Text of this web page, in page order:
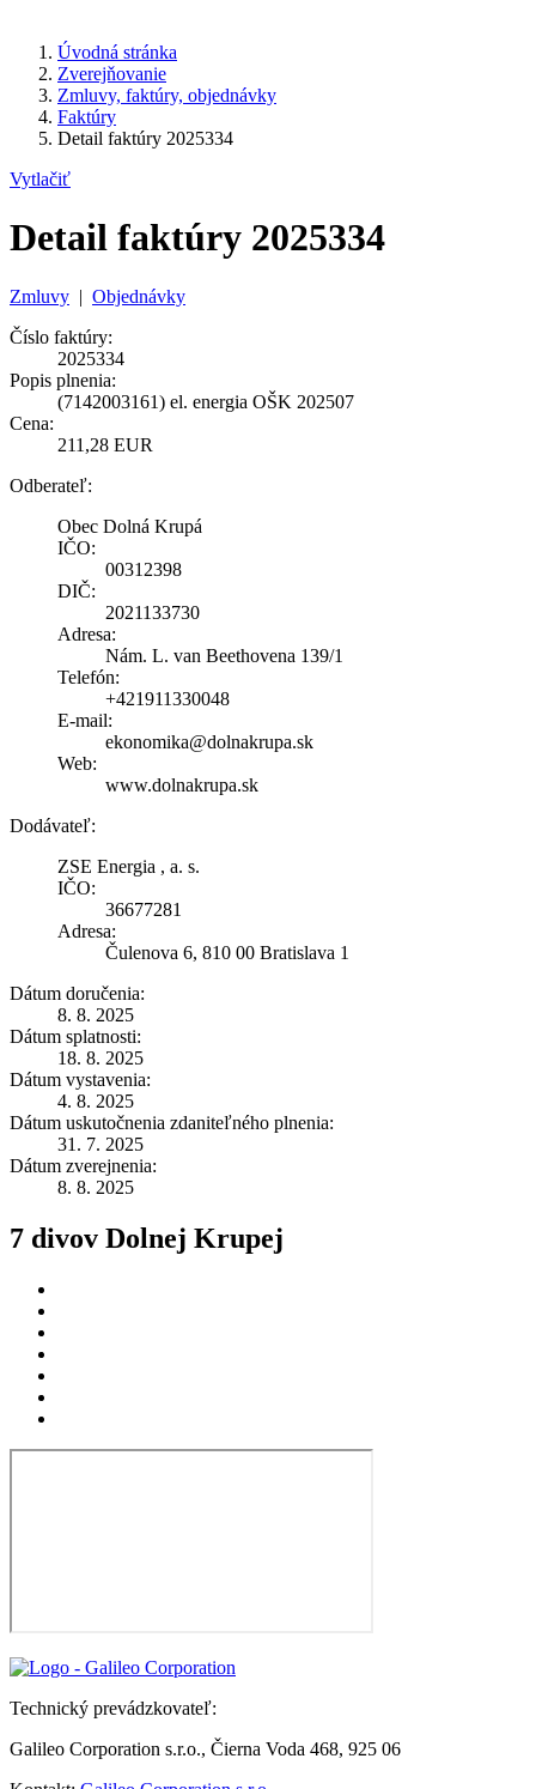
Úvodná stránka
Zverejňovanie
Zmluvy, faktúry, objednávky
Faktúry
Detail faktúry 2025334
Vytlačiť
Detail faktúry 2025334
Zmluvy | Objednávky
Číslo faktúry:
2025334
Popis plnenia:
(7142003161) el. energia OŠK 202507
Cena:
211,28 EUR
Odberateľ:
Obec Dolná Krupá
IČO:
00312398
DIČ:
2021133730
Adresa:
Nám. L. van Beethovena 139/1
Telefón:
+421911330048
E-mail:
ekonomika@dolnakrupa.sk
Web:
www.dolnakrupa.sk
Dodávateľ:
ZSE Energia , a. s.
IČO:
36677281
Adresa:
Čulenova 6, 810 00 Bratislava 1
Dátum doručenia:
8. 8. 2025
Dátum splatnosti:
18. 8. 2025
Dátum vystavenia:
4. 8. 2025
Dátum uskutočnenia zdaniteľného plnenia:
31. 7. 2025
Dátum zverejnenia:
8. 8. 2025
7 divov Dolnej Krupej
Technický prevádzkovateľ:
Galileo Corporation s.r.o., Čierna Voda 468, 925 06